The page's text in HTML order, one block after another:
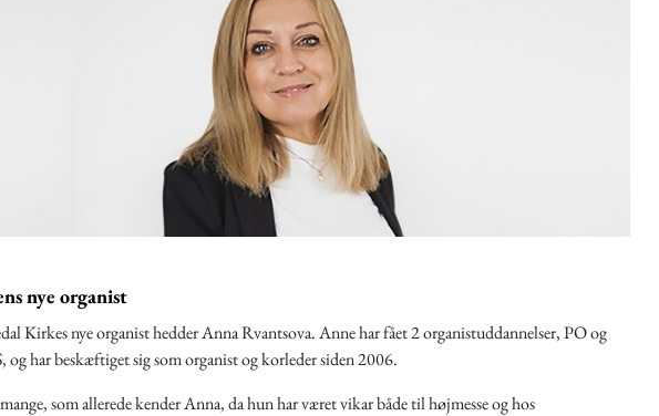
nye organist
Kirkes nye organist hedder Anna Rvantsova. Anne har fået 2 organistuddannelser, PO og
og har beskæftiget sig som organist og korleder siden 2006.
som allerede kender Anna, da hun har været vikar både til højmesse og hos